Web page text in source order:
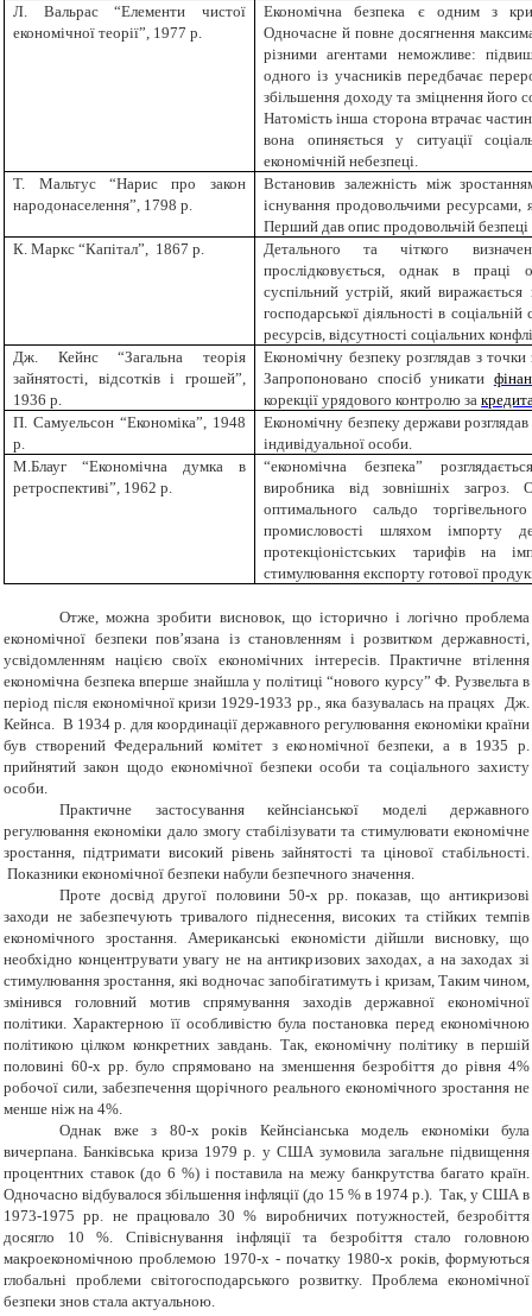
Л. Вальрас “Елементи чистої
економічної теорії”, 1977 р.
Економічна безпека є одним з
Одночасне й повне досягнення
різними агентами неможливе:
одного із учасників передбачає
збільшення доходу та зміцнення його
Натомість інша сторона втрачає
вона опиняється у ситуації
економічній небезпеці.
Т. Мальтус “Нарис про закон
народонаселення”, 1798 р.
Встановив залежність між
існування продовольчими ресурсами,
Перший дав опис продовольчій безпеці
К. Маркс “Капітал”, 1867 р.
Детального та чіткого
прослідковується, однак в праці
суспільний устрій, який виражається
господарської діяльності в
ресурсів, відсутності соціальних
Дж. Кейнс “Загальна теорія
зайнятості, відсотків і грошей”,
1936 р.
Економічну безпеку розглядав з
Запропоновано спосіб уникати
корекції урядового контролю за
П. Самуельсон “Економіка”, 1948
р.
Економічну безпеку держави
індивідуальної особи.
М.Блауг “Економічна думка в
ретроспективі”, 1962 р.
“економічна безпека”
виробника від зовнішніх загроз.
оптимального сальдо
промисловості шляхом імпорту
протекціоністських тарифів на
стимулювання експорту готової
Отже, можна зробити висновок, що історично і логічно проблема
економічної безпеки пов’язана із становленням і розвитком державності,
усвідомленням нацією своїх економічних інтересів. Практичне втілення
економічна безпека вперше знайшла у політиці “нового курсу” Ф. Рузвельта в
період після економічної кризи 1929-1933 рр., яка базувалась на працях Дж.
Кейнса. В 1934 р. для координації державного регулювання економіки країни
був створений Федеральний комітет з економічної безпеки, а в 1935 р.
прийнятий закон щодо економічної безпеки особи та соціального захисту
особи.
Практичне застосування кейнсіанської моделі державного
регулювання економіки дало змогу стабілізувати та стимулювати економічне
зростання, підтримати високий рівень зайнятості та цінової стабільності.
Показники економічної безпеки набули безпечного значення.
Проте досвід другої половини 50-х рр. показав, що антикризові
заходи не забезпечують тривалого піднесення, високих та стійких темпів
економічного зростання. Американські економісти дійшли висновку, що
необхідно концентрувати увагу не на антикризових заходах, а на заходах зі
стимулювання зростання, які водночас запобігатимуть і кризам, Таким чином,
змінився головний мотив спрямування заходів державної економічної
політики. Характерною її особливістю була постановка перед економічною
політикою цілком конкретних завдань. Так, економічну політику в першій
половині 60-х рр. було спрямовано на зменшення безробіття до рівня 4%
робочої сили, забезпечення щорічного реального економічного зростання не
менше ніж на 4%.
Однак вже з 80-х років Кейнсіанська модель економіки була
вичерпана. Банківська криза 1979 р. у США зумовила загальне підвищення
процентних ставок (до 6 %) і поставила на межу банкрутства багато країн.
Одночасно відбувалося збільшення інфляції (до 15 % в 1974 р.). Так, у США в
1973-1975 рр. не працювало 30 % виробничих потужностей, безробіття
досягло 10 %. Співіснування інфляції та безробіття стало головною
макроекономічною проблемою 1970-х - початку 1980-х років, формуються
глобальні проблеми світогосподарського розвитку. Проблема економічної
безпеки знов стала актуальною.